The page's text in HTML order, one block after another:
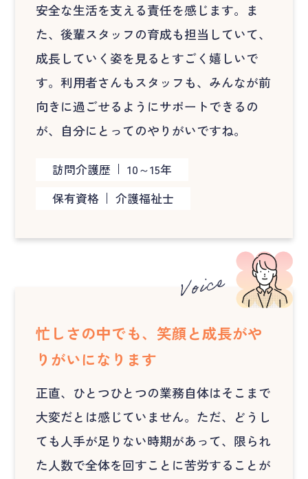
安全な生活を支える責任を感じます。ま
た、後輩スタッフの育成も担当していて、
成長していく姿を見るとすごく嬉しいで
す。利用者さんもスタッフも、みんなが前
向きに過ごせるようにサポートできるの
が、自分にとってのやりがいですね。
訪問介護歴
10～15年
保有資格
介護福祉士
忙しさの中でも、笑顔と成長がや
りがいになります
正直、ひとつひとつの業務自体はそこまで
大変だとは感じていません。ただ、どうし
ても人手が足りない時期があって、限られ
た人数で全体を回すことに苦労することが